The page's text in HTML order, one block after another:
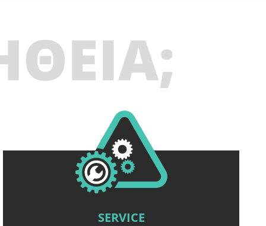
SERVICE